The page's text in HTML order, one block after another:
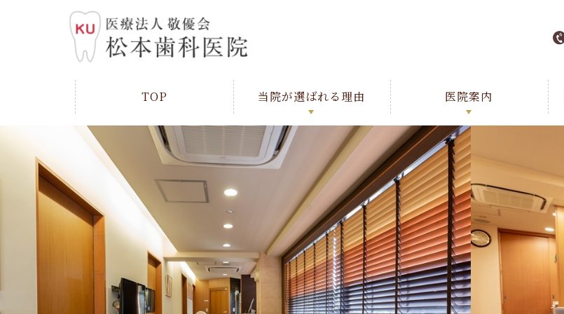
TOP 当院が選ばれる理由 医院案内